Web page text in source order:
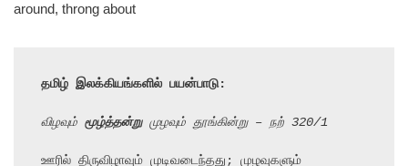
around, throng about
தமிழ் இலக்கியங்களில் பயன்பாடு:
விழவும் மூழ்த்தன்று முழவும் தூங்கின்று – நற் 320/1
ஊரில் திருவிழாவும் முடிவடைந்தது; முழவுகளும்